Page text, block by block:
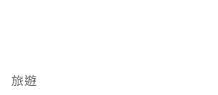
旅遊